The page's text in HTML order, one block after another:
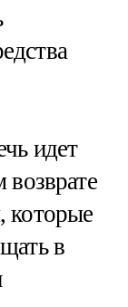
идет
которые
в